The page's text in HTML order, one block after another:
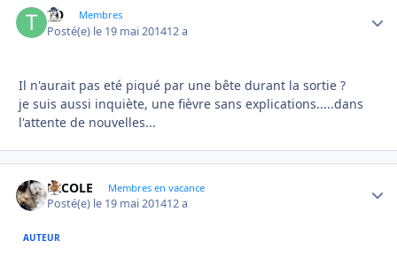
TO Membres
Posté(e) le 19 mai 201412 a
Il n'aurait pas eté piqué par une bête durant la sortie ?
je suis aussi inquiète, une fièvre sans explications.....dans
l'attente de nouvelles...
NICOLE Membres en vacance
Posté(e) le 19 mai 201412 a
AUTEUR